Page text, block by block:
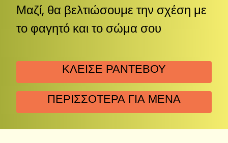
Μαζί, θα βελτιώσουμε την σχέση με
το φαγητό και το σώμα σου
ΚΛΕΙΣΕ ΡΑΝΤΕΒΟΥ
ΠΕΡΙΣΣΟΤΕΡΑ ΓΙΑ ΜΕΝΑ